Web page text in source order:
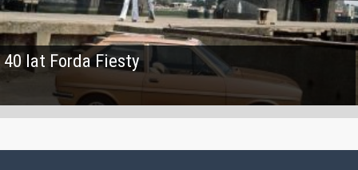
40 lat Forda Fiesty